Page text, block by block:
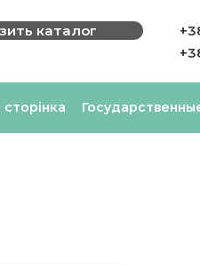
каталог